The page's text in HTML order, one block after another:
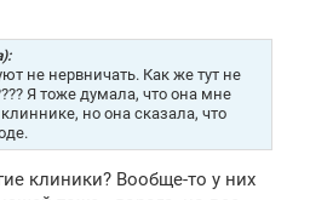
не нервничать. Как же тут не
Я тоже думала, что она мне
но она сказала, что
клиники? Вообще-то у них